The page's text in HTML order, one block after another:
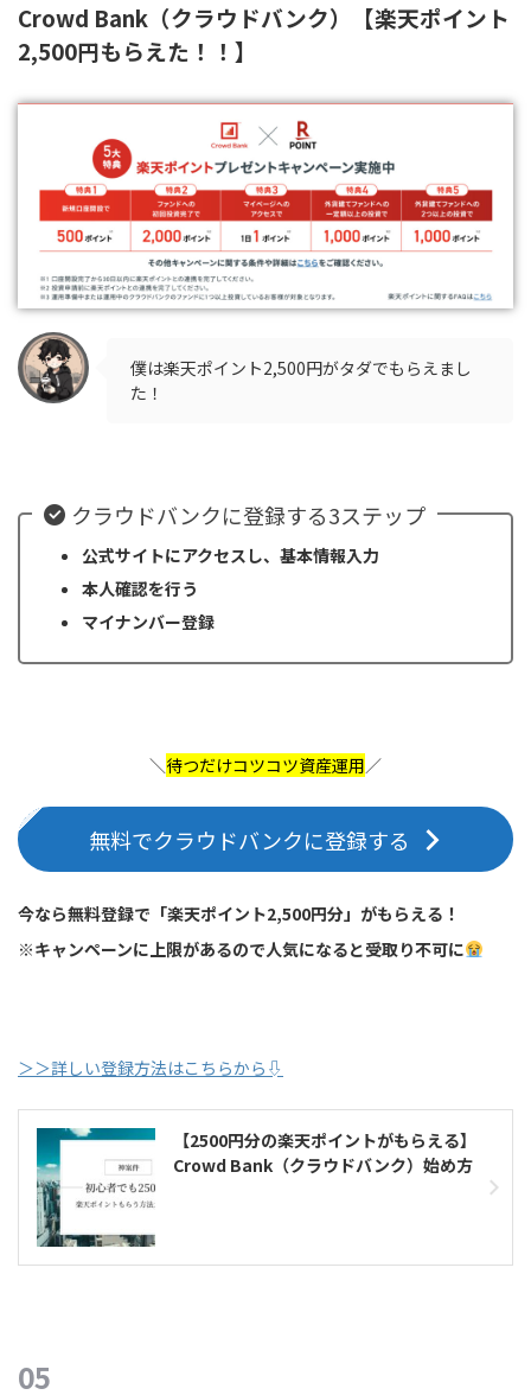
Crowd Bank（クラウドバンク）【楽天ポイント
2,500円もらえた！！】
僕は楽天ポイント2,500円がタダでもらえまし
た！
クラウドバンクに登録する3ステップ
公式サイトにアクセスし、基本情報入力
本人確認を行う
マイナンバー登録
＼待つだけコツコツ資産運用／
無料でクラウドバンクに登録する
今なら無料登録で「楽天ポイント2,500円分」がもらえる！
※キャンペーンに上限があるので人気になると受取り不可に
＞＞詳しい登録方法はこちらから⇩
【2500円分の楽天ポイントがもらえる】
Crowd Bank（クラウドバンク）始め方